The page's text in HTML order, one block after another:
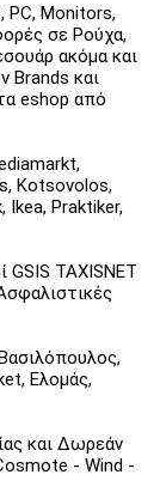
PC, Monitors,
σε Ρούχα,
ακόμα και
Brands και
eshop από
Kotsovolos,
Ikea, Praktiker,
TAXISNET
Ελομάς,
και Δωρεάν
- Wind -